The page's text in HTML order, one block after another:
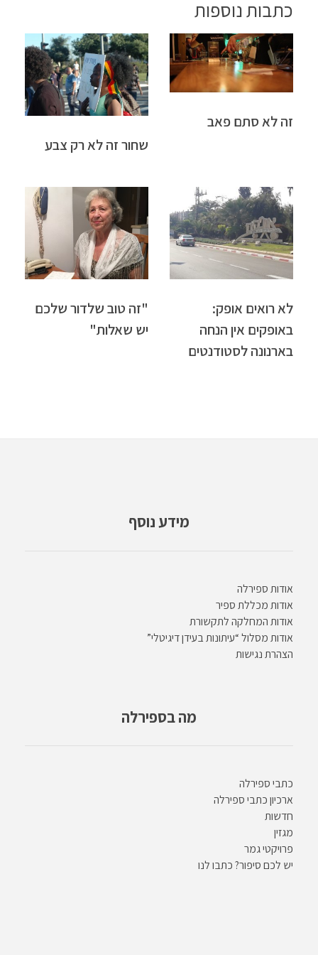
כתבות נוספות
זה לא סתם פאב
שחור זה לא רק צבע
לא רואים אופק:
באופקים אין הנחה
בארנונה לסטודנטים
"זה טוב שלדור שלכם
יש שאלות"
מידע נוסף
אודות ספירלה
אודות מכללת ספיר
אודות המחלקה לתקשורת
אודות מסלול “עיתונות בעידן דיגיטלי”
הצהרת נגישות
מה בספירלה
כתבי ספירלה
ארכיון כתבי ספירלה
חדשות
מגזין
פרויקטי גמר
יש לכם סיפור? כתבו לנו